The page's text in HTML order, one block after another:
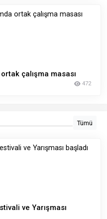
ortak çalışma masası
472
Tümü
ve Yarışması